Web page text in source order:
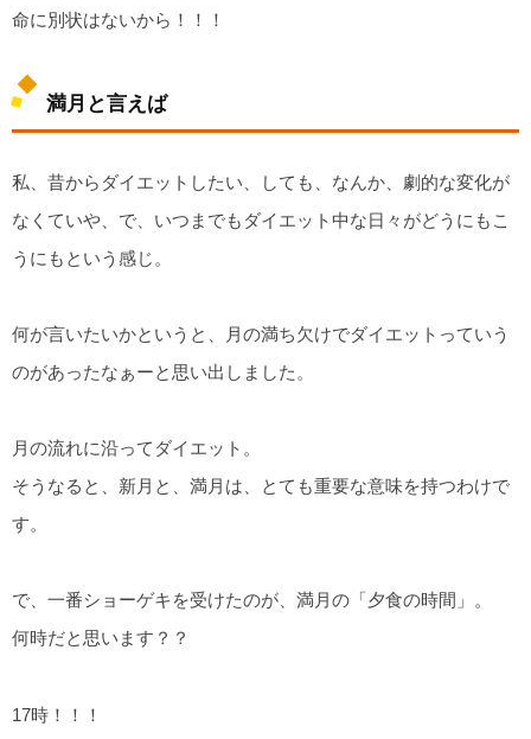
命に別状はないから！！！
満月と言えば
私、昔からダイエットしたい、しても、なんか、劇的な変化が
なくていや、で、いつまでもダイエット中な日々がどうにもこ
うにもという感じ。
何が言いたいかというと、月の満ち欠けでダイエットっていう
のがあったなぁーと思い出しました。
月の流れに沿ってダイエット。
そうなると、新月と、満月は、とても重要な意味を持つわけで
す。
で、一番ショーゲキを受けたのが、満月の「夕食の時間」。
何時だと思います？？
17時！！！